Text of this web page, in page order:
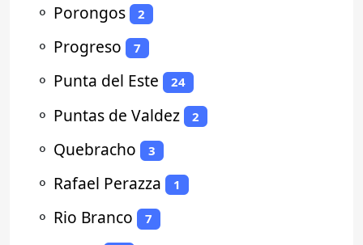
⚬ Porongos 2
⚬ Progreso 7
⚬ Punta del Este 24
⚬ Puntas de Valdez 2
⚬ Quebracho 3
⚬ Rafael Perazza 1
⚬ Rio Branco 7